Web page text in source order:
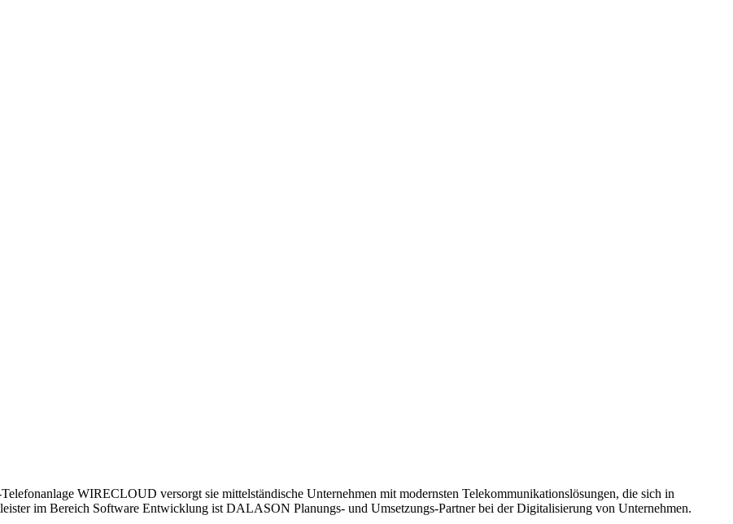
WIRECLOUD versorgt sie mittelständische Unternehmen mit modernsten Telekommunikationslösungen, die sich in
im Bereich Software Entwicklung ist DALASON Planungs- und Umsetzungs-Partner bei der Digitalisierung von Unternehmen.